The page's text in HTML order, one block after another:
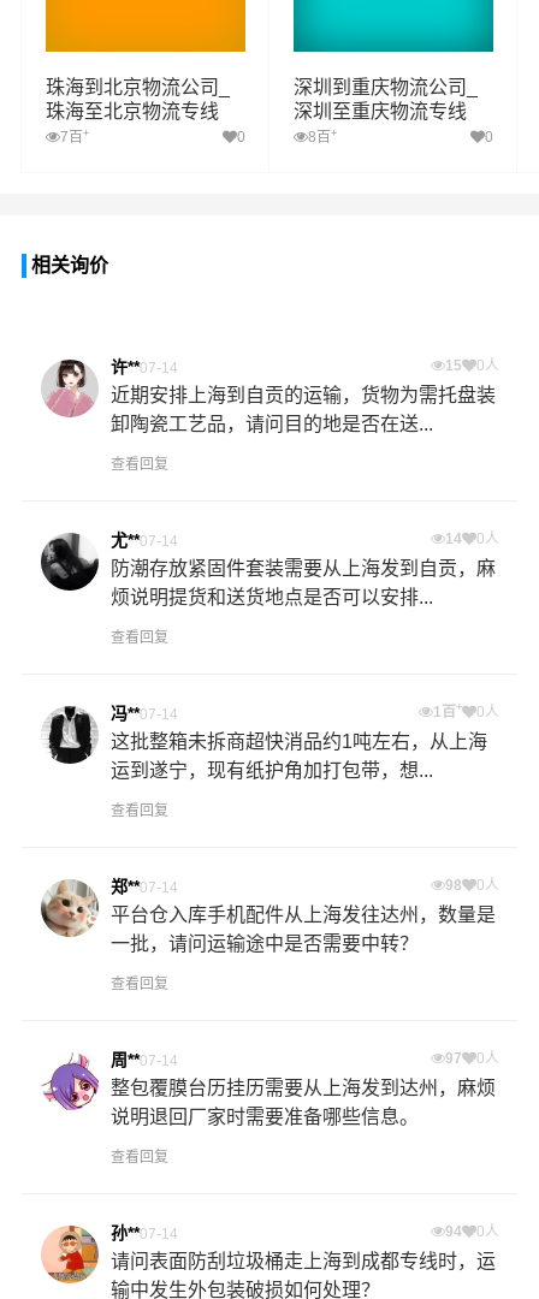
珠海到北京物流公司_
珠海至北京物流专线
7百 + 0
深圳到重庆物流公司_
深圳至重庆物流专线
8百 + 0
相关询价
许**07-14 15 0人
近期安排上海到自贡的运输，货物为需托盘装
卸陶瓷工艺品，请问目的地是否在送...
查看回复
尤**07-14 14 0人
防潮存放紧固件套装需要从上海发到自贡，麻
烦说明提货和送货地点是否可以安排...
查看回复
冯**07-14 1百+ 0人
这批整箱未拆商超快消品约1吨左右，从上海
运到遂宁，现有纸护角加打包带，想...
查看回复
郑**07-14 98 0人
平台仓入库手机配件从上海发往达州，数量是
一批，请问运输途中是否需要中转？
查看回复
周**07-14 97 0人
整包覆膜台历挂历需要从上海发到达州，麻烦
说明退回厂家时需要准备哪些信息。
查看回复
孙**07-14 94 0人
请问表面防刮垃圾桶走上海到成都专线时，运
输中发生外包装破损如何处理？